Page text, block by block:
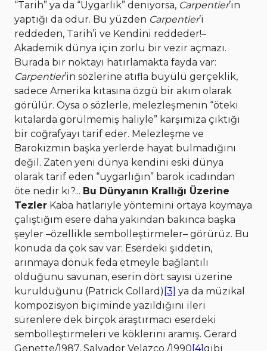
“Tarih” ya da “Uygarlık” deniyorsa, Carpentier’in
yaptığı da odur. Bu yüzden Carpentier’i
reddeden, Tarih’i ve Kendini reddeder!–
Akademik dünya için zorlu bir vezir açmazı.
Burada bir noktayı hatırlamakta fayda var:
Carpentier’in sözlerine atıfla büyülü gerçeklik,
sadece Amerika kıtasına özgü bir akım olarak
görülür. Oysa o sözlerle, melezleşmenin “öteki
kıtalarda görülmemiş haliyle” karşımıza çıktığı
bir coğrafyayı tarif eder. Melezleşme ve
Barokizmin başka yerlerde hayat bulmadığını
değil. Zaten yeni dünya kendini eski dünya
olarak tarif eden “uygarlığın” barok icadından
öte nedir ki?... Bu Dünyanın Krallığı Üzerine
Tezler Kaba hatlarıyle yöntemini ortaya koymaya
çalıştığım esere daha yakından bakınca başka
şeyler –özellikle sembolleştirmeler– görürüz. Bu
konuda da çok sav var: Eserdeki şiddetin,
arınmaya dönük feda etmeyle bağlantılı
olduğunu savunan, eserin dört sayısı üzerine
kurulduğunu (Patrick Collard) [3] ya da müzikal
kompozisyon biçiminde yazıldığını ileri
sürenlere dek birçok araştırmacı eserdeki
sembolleştirmeleri ve köklerini aramış. Gerard
Genette/1987, Salvador Velazco /1990 [4]gibi